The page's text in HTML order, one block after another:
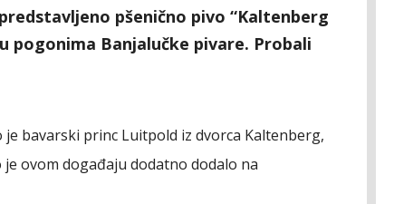
pšenično pivo “Kaltenberg
pogonima Banjalučke pivare. Probali
bavarski princ Luitpold iz dvorca Kaltenberg,
ovom događaju dodatno dodalo na